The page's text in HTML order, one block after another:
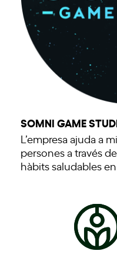
SOMNI GAME
L’empresa ajuda a
persones a través
hàbits saludables